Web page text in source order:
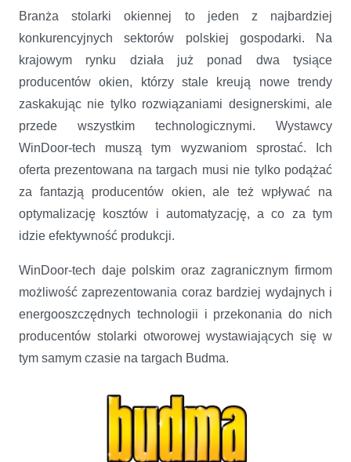
Branża stolarki okiennej to jeden z najbardziej
konkurencyjnych sektorów polskiej gospodarki. Na
krajowym rynku działa już ponad dwa tysiące
producentów okien, którzy stale kreują nowe trendy
zaskakując nie tylko rozwiązaniami designerskimi, ale
przede wszystkim technologicznymi. Wystawcy
WinDoor-tech muszą tym wyzwaniom sprostać. Ich
oferta prezentowana na targach musi nie tylko podążać
za fantazją producentów okien, ale też wpływać na
optymalizację kosztów i automatyzację, a co za tym
idzie efektywność produkcji.
WinDoor-tech daje polskim oraz zagranicznym firmom
możliwość zaprezentowania coraz bardziej wydajnych i
energooszczędnych technologii i przekonania do nich
producentów stolarki otworowej wystawiających się w
tym samym czasie na targach Budma.